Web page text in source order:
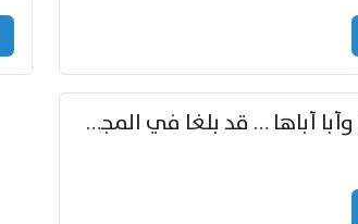
إنّ أباها وأبا أباها … قد بلغا في المجد غايتاها